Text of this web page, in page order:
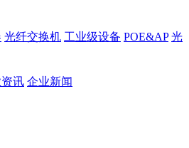
光纤交换机 工业级设备 POE&AP 光
讯 企业新闻